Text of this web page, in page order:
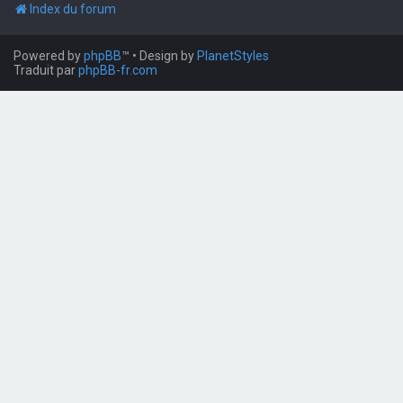
Index du forum
Powered byphpBB™ • Design by PlanetStyles
Traduit parphpBB-fr.com